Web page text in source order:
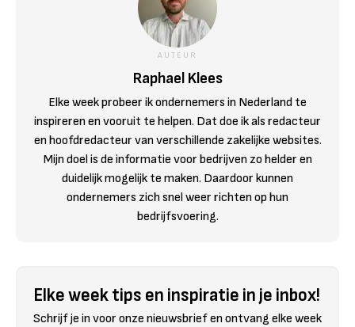
AUTEUR
Raphael Klees
Elke week probeer ik ondernemers in Nederland te
inspireren en vooruit te helpen. Dat doe ik als redacteur
en hoofdredacteur van verschillende zakelijke websites.
Mijn doel is de informatie voor bedrijven zo helder en
duidelijk mogelijk te maken. Daardoor kunnen
ondernemers zich snel weer richten op hun
bedrijfsvoering.
Elke week tips en inspiratie in je inbox!
Schrijf je in voor onze nieuwsbrief en ontvang elke week